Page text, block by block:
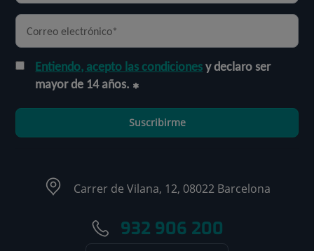
Entiendo, acepto las condicionesy declaro ser
mayor de 14 años.
Suscribirme
Carrer de Vilana, 12, 08022 Barcelona
932 906 200